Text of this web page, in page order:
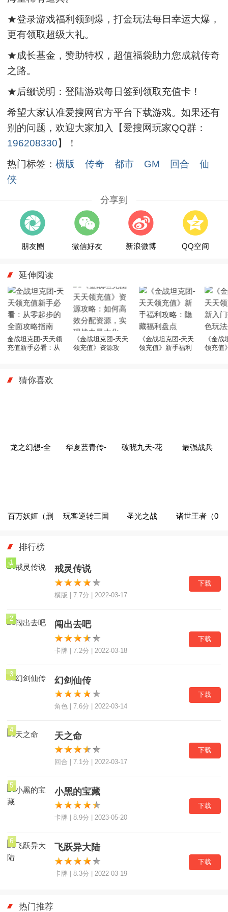
★登录游戏福利领到爆，打金玩法每日幸运大爆，
更有领取超级大礼。
★成长基金，赞助特权，超值福袋助力您成就传奇
之路。
★后缀说明：登陆游戏每日签到领取充值卡！
希望大家认准爱搜网官方平台下载游戏。如果还有
别的问题，欢迎大家加入【爱搜网玩家QQ群：
196208330】！
热门标签：横版 传奇 都市 GM 回合
仙
侠
分享到
朋友圈 微信好友 新浪微博 QQ空间
延伸阅读
金战坦克团-天天领
充值新手必看：从
《金战坦克团-天天
领充值》资源攻
《金战坦克团-天天
领充值》新手福利
《金
领充值
猜你喜欢
龙之幻想-全 华夏芸青传- 破晓九天-花 最强战兵
百万妖姬（删 玩客逆转三国 圣光之战 诸世王者（0
排行榜
1
戒灵传说
横版 | 7.7分 | 2022-03-17
下载
2
闯出去吧
卡牌 | 7.2分 | 2022-03-18
下载
3
幻剑仙传
角色 | 7.6分 | 2022-03-14
下载
4
天之命
回合 | 7.1分 | 2022-03-17
下载
5
小黑的宝藏
卡牌 | 8.9分 | 2023-05-20
下载
6
飞跃异大陆
卡牌 | 8.3分 | 2022-03-19
下载
热门推荐